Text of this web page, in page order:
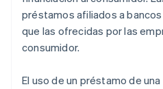
préstamos afiliados a
que las ofrecidas por las
consumidor.
El uso de un préstamo de